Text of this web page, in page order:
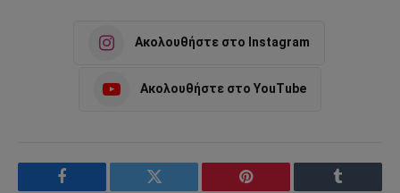
Ακολουθήστε στο Instagram
Ακολουθήστε στο YouTube
Facebook Twitter Pinterest Tumblr